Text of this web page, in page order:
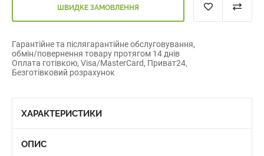
ШВИДКЕ ЗАМОВЛЕННЯ
Гарантійне та післягарантійне обслуговування,
обмін/повернення товару протягом 14 днів
Оплата готівкою, Visa/MasterCard, Приват24,
Безготівковий розрахунок
ХАРАКТЕРИСТИКИ
ОПИС